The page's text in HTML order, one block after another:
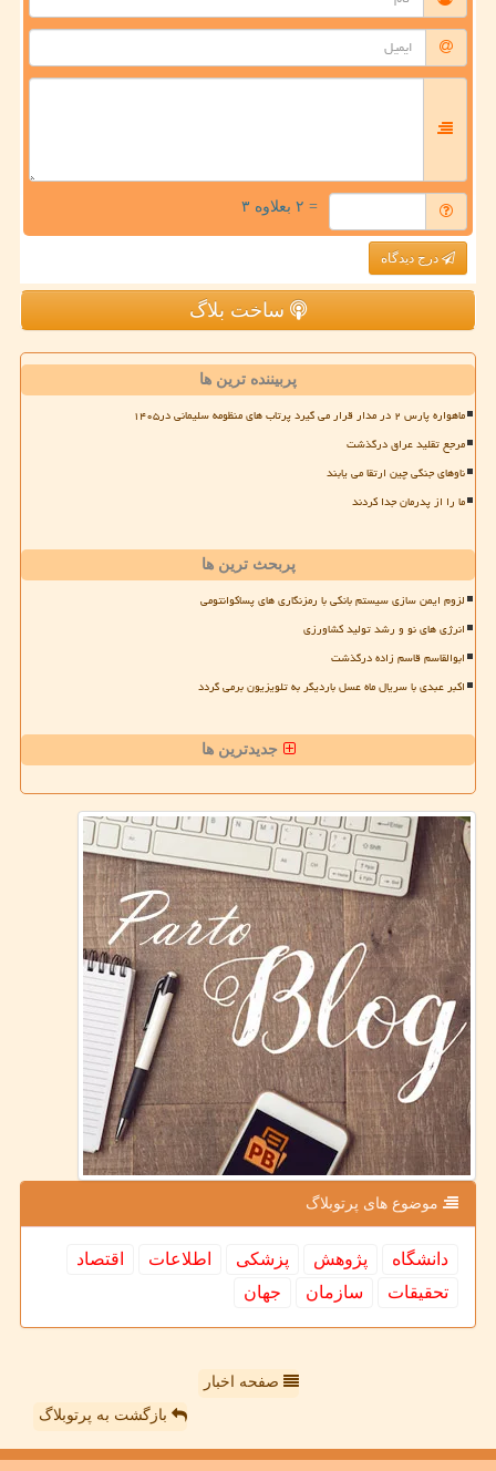
= ۲ بعلاوه ۳
درج دیدگاه
ساخت بلاگ
پربیننده ترین ها
ماهواره پارس ۲ در مدار قرار می گیرد پرتاب های منظومه سلیمانی در۱۴۰۵
مرجع تقلید عراق درگذشت
ناوهای جنگی چین ارتقا می یابند
ما را از پدرمان جدا کردند
پربحث ترین ها
لزوم ایمن سازی سیستم بانکی با رمزنگاری های پساکوانتومی
انرژی های نو و رشد تولید کشاورزی
ابوالقاسم قاسم زاده درگذشت
اکبر عبدی با سریال ماه عسل باردیگر به تلویزیون برمی گردد
جدیدترین ها
موضوع های پرتوبلاگ
دانشگاه پژوهش پزشكی اطلاعات
اقتصاد
تحقیقات
سازمان جهان
صفحه اخبار
بازگشت به پرتوبلاگ